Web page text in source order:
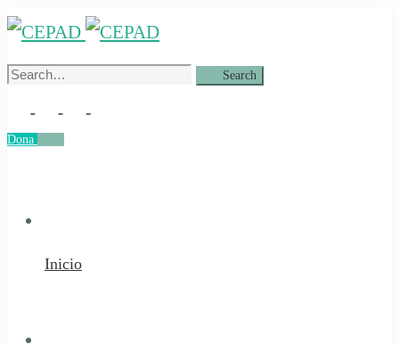
Search
Search
Dona
Inicio